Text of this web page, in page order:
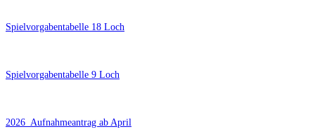
Spielvorgabentabelle 18 Loch
Spielvorgabentabelle 9 Loch
2026_Aufnahmeantrag ab April